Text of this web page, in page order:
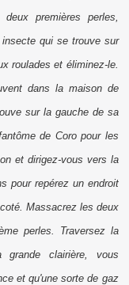
premières perles,
qui se trouve sur
roulades et éliminez-le.
dans la maison de
sur la gauche de sa
de Coro pour les
et dirigez-vous vers la
pour repérez un endroit
Massacrez les deux
perles. Traversez la
clairière, vous
et qu'une sorte de gaz